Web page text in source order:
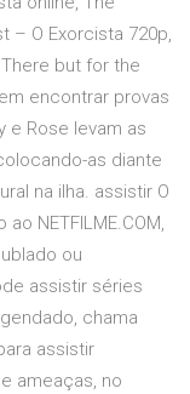
– O Exorcista 720p,
but for the
encontrar provas
e Rose levam as
as diante
na ilha. assistir O
NETFILME.COM,
ou
assistir séries
chama
assistir
ameaças, no